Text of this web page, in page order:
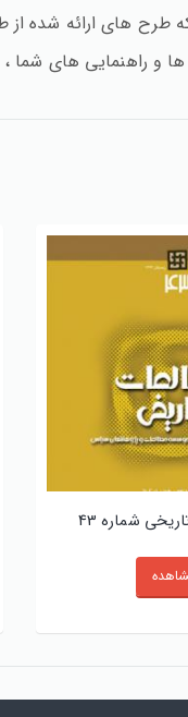
طرح های ارائه شده
ها و راهنمایی های شما
شماره 43